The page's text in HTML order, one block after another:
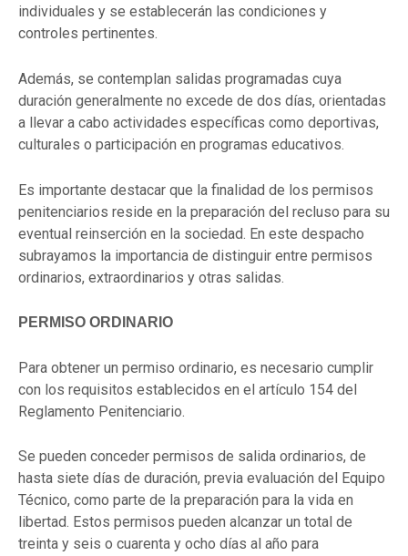
individuales y se establecerán las condiciones y
controles pertinentes.
Además, se contemplan salidas programadas cuya
duración generalmente no excede de dos días, orientadas
a llevar a cabo actividades específicas como deportivas,
culturales o participación en programas educativos.
Es importante destacar que la finalidad de los permisos
penitenciarios reside en la preparación del recluso para su
eventual reinserción en la sociedad. En este despacho
subrayamos la importancia de distinguir entre permisos
ordinarios, extraordinarios y otras salidas.
PERMISO ORDINARIO
Para obtener un permiso ordinario, es necesario cumplir
con los requisitos establecidos en el artículo 154 del
Reglamento Penitenciario.
Se pueden conceder permisos de salida ordinarios, de
hasta siete días de duración, previa evaluación del Equipo
Técnico, como parte de la preparación para la vida en
libertad. Estos permisos pueden alcanzar un total de
treinta y seis o cuarenta y ocho días al año para